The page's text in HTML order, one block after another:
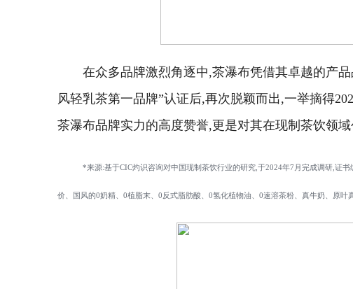
在众多品牌激烈角逐中,茶瀑布凭借其卓越的产
风轻乳茶第一品牌”认证后,再次脱颖而出,一举摘得
茶瀑布品牌实力的高度赞誉,更是对其在现制茶饮领
*来源:基于CIC灼识咨询对中国现制茶饮行业的研究,于2024年7月完成调研,证
价、国风的0奶精、0植脂末、0反式脂肪酸、0氢化植物油、0速溶茶粉、真牛奶、原叶